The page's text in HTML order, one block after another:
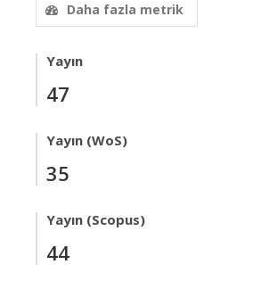
Daha fazla metrik
Yayın
47
Yayın (WoS)
35
Yayın (Scopus)
44